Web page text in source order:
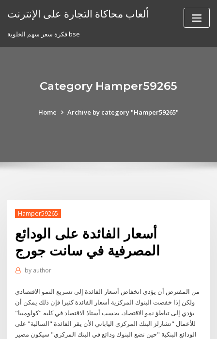
ألعاب محاكاة التجارة على الإنترنت
فكرة سعر سهم الخلوية bse
Category Hamper59265
Home Archive by category "Hamper59265"
Hamper59265
أسعار الفائدة على الودائع
المصرفية في سانت جورج
by author
من المفترض أن يؤدي انخفاض أسعار الفائدة إلى تسريع النمو الاقتصادي
ولكن إذا خفضت البنوك المركزية أسعار الفائدة كثيرا فإن ذلك يمكن أن
يؤدي إلى تباطؤ نمو الاقتصاد، بحسب أستاذ الاقتصاد في كلية "كولومبيا"
للأعمال "تشارلز البنك المركزي الياباني الأن يقر الفائدة "السالبة" على
الودائع البنكية "حين تضع البنوك ودائع في البنك المركزي" سيكون مصير